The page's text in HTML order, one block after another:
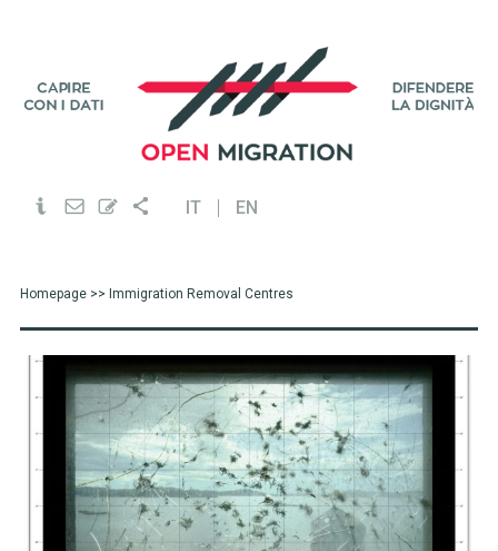
IT EN
Homepage>> Immigration Removal Centres